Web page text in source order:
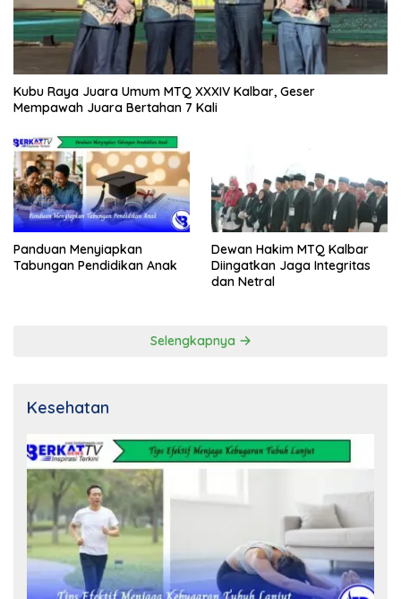
Kubu Raya Juara Umum MTQ XXXIV Kalbar, Geser
Mempawah Juara Bertahan 7 Kali
Panduan Menyiapkan
Tabungan Pendidikan Anak
Dewan Hakim MTQ Kalbar
Diingatkan Jaga Integritas
dan Netral
Selengkapnya
Kesehatan